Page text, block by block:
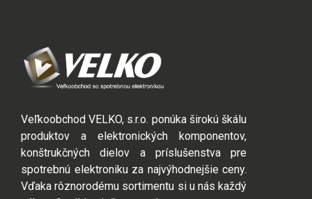
Veľkoobchod VELKO, s.r.o. ponúka širokú škálu
produktov a elektronických komponentov,
konštrukčných dielov a príslušenstva pre
spotrebnú elektroniku za najvýhodnejšie ceny.
Vďaka rôznorodému sortimentu si u nás každý